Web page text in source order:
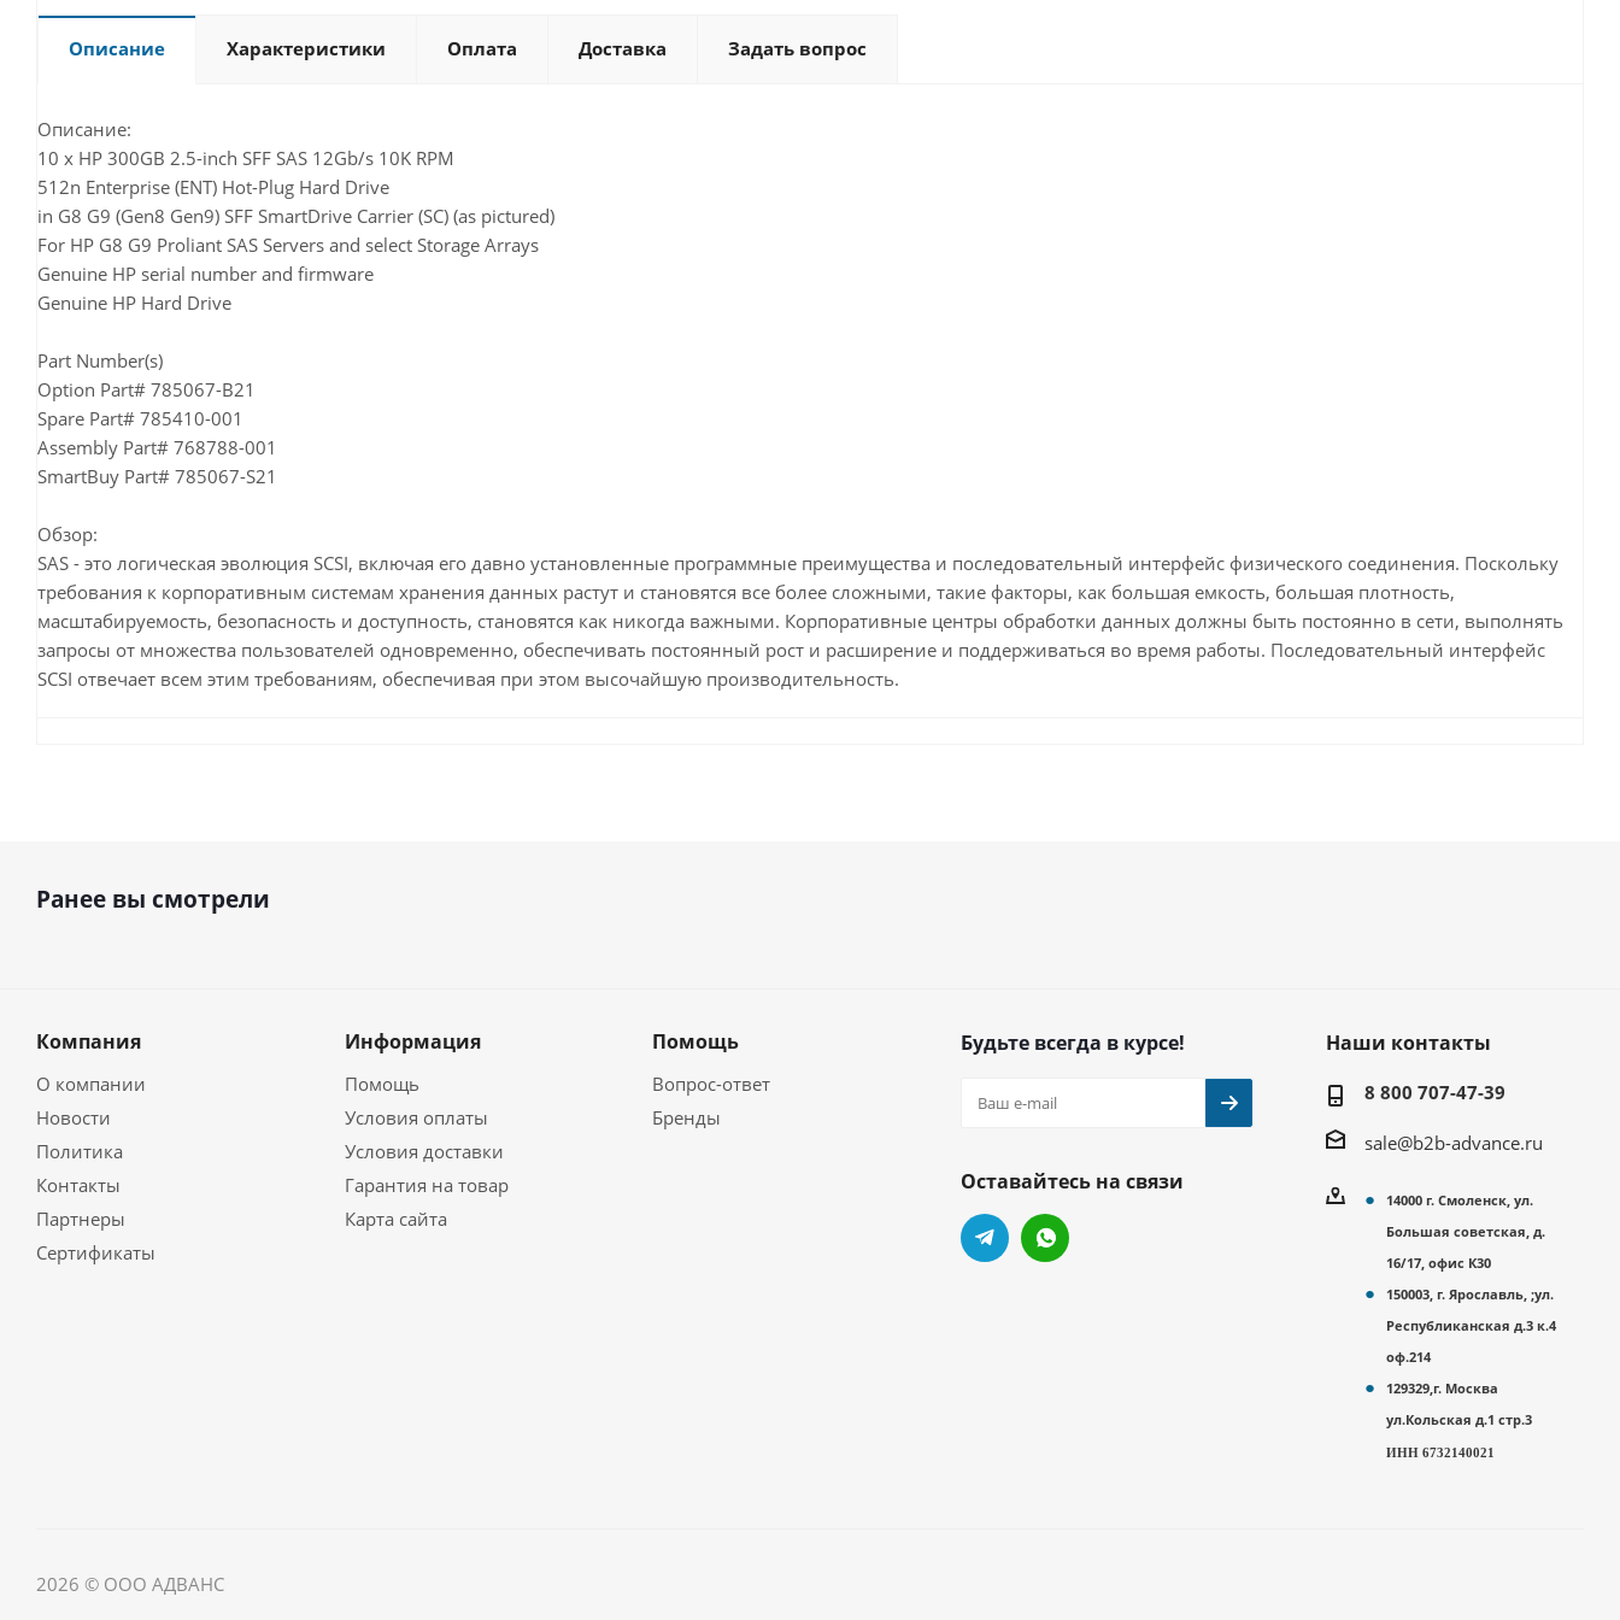
Описание Характеристики Оплата Доставка Задать вопрос
Описание:
10 x HP 300GB 2.5-inch SFF SAS 12Gb/s 10K RPM
512n Enterprise (ENT) Hot-Plug Hard Drive
in G8 G9 (Gen8 Gen9) SFF SmartDrive Carrier (SC) (as pictured)
For HP G8 G9 Proliant SAS Servers and select Storage Arrays
Genuine HP serial number and firmware
Genuine HP Hard Drive
Part Number(s)
Option Part# 785067-B21
Spare Part# 785410-001
Assembly Part# 768788-001
SmartBuy Part# 785067-S21
Обзор:
SAS - это логическая эволюция SCSI, включая его давно установленные программные преимущества и последовательный интерфейс физического соединения. Поскольку
требования к корпоративным системам хранения данных растут и становятся все более сложными, такие факторы, как большая емкость, большая плотность,
масштабируемость, безопасность и доступность, становятся как никогда важными. Корпоративные центры обработки данных должны быть постоянно в сети, выполнять
запросы от множества пользователей одновременно, обеспечивать постоянный рост и расширение и поддерживаться во время работы. Последовательный интерфейс
SCSI отвечает всем этим требованиям, обеспечивая при этом высочайшую производительность.
Ранее вы смотрели
Компания
О компании
Новости
Политика
Контакты
Партнеры
Сертификаты
Информация
Помощь
Условия оплаты
Условия доставки
Гарантия на товар
Карта сайта
Помощь
Вопрос-ответ
Бренды
Будьте всегда в курсе!
Оставайтесь на связи
Наши контакты
8 800 707-47-39
sale@b2b-advance.ru
14000 г. Смоленск, ул.
Большая советская, д.
16/17, офис К30
150003, г. Ярославль, ;ул.
Республиканская д.3 к.4
оф.214
129329,г. Москва
ул.Кольская д.1 стр.3
ИНН 6732140021
2026 © ООО АДВАНС